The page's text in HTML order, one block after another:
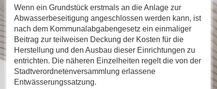
Wenn ein Grundstück erstmals an die Anlage zur
Abwasserbeseitigung angeschlossen werden kann, ist
nach dem Kommunalabgabengesetz ein einmaliger
Beitrag zur teilweisen Deckung der Kosten für die
Herstellung und den Ausbau dieser Einrichtungen zu
entrichten. Die näheren Einzelheiten regelt die von der
Stadtverordnetenversammlung erlassene
Entwässerungssatzung.